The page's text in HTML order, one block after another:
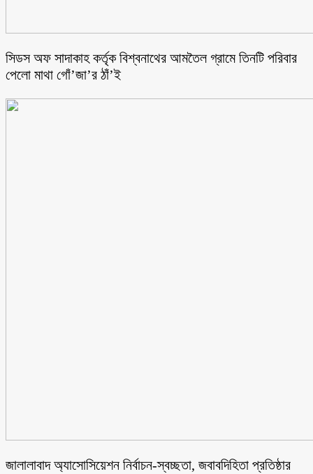
সিডস অফ সাদাকাহ কর্তৃক বিশ্বনাথের আমতৈল গ্রামে তিনটি পরিবার
পেলো মাথা গোঁ’জা’র ঠাঁ’ই
জালালাবাদ অ্যাসোসিয়েশন নির্বাচন-স্বচ্ছতা, জবাবদিহিতা প্রতিষ্ঠার